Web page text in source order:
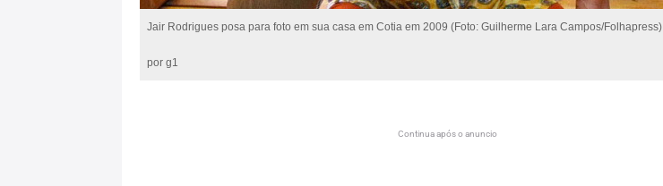
Jair Rodrigues posa para foto em sua casa em Cotia em 2009 (Foto: Guilherme Lara Campos/Folhapress)
por g1
Continua após o anuncio